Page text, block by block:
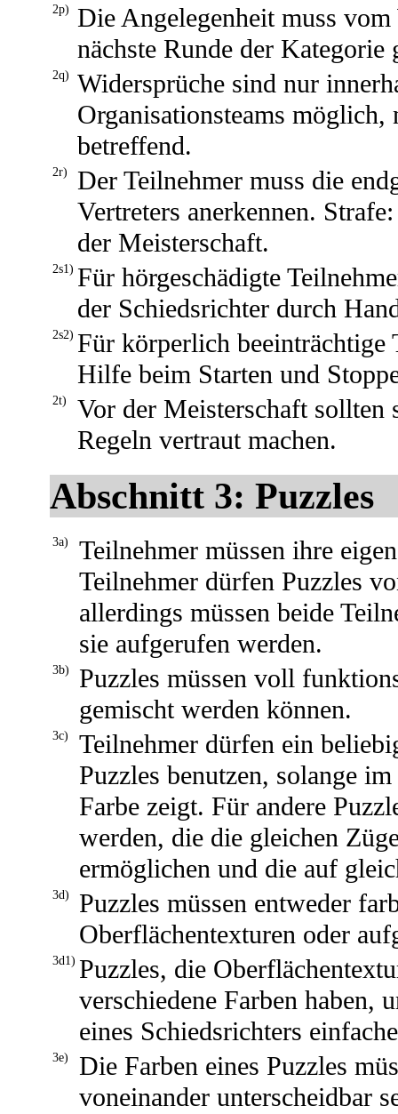
2p)
Die Angelegenheit muss
nächste Runde der Kategorie
2q)
Widersprüche sind nur
Organisationsteams
betreffend.
2r)
Der Teilnehmer muss die
Vertreters anerkennen.
der Meisterschaft.
2s1) Für hörgeschädigte
der Schiedsrichter durch
2s2) Für körperlich beeinträchtige
Hilfe beim Starten und
2t)
Vor der Meisterschaft
Regeln vertraut machen.
Abschnitt 3: Puzzles
3a)
Teilnehmer müssen ihre
Teilnehmer dürfen Puzzles
allerdings müssen beide
sie aufgerufen werden.
3b)
Puzzles müssen voll
gemischt werden können.
3c)
Teilnehmer dürfen ein
Puzzles benutzen, solange
Farbe zeigt. Für andere
werden, die die gleichen
ermöglichen und die auf
3d)
Puzzles müssen entweder
Oberflächentexturen oder
3d1) Puzzles, die
verschiedene Farben haben,
eines Schiedsrichters
3e)
Die Farben eines Puzzles
voneinander unterscheidbar